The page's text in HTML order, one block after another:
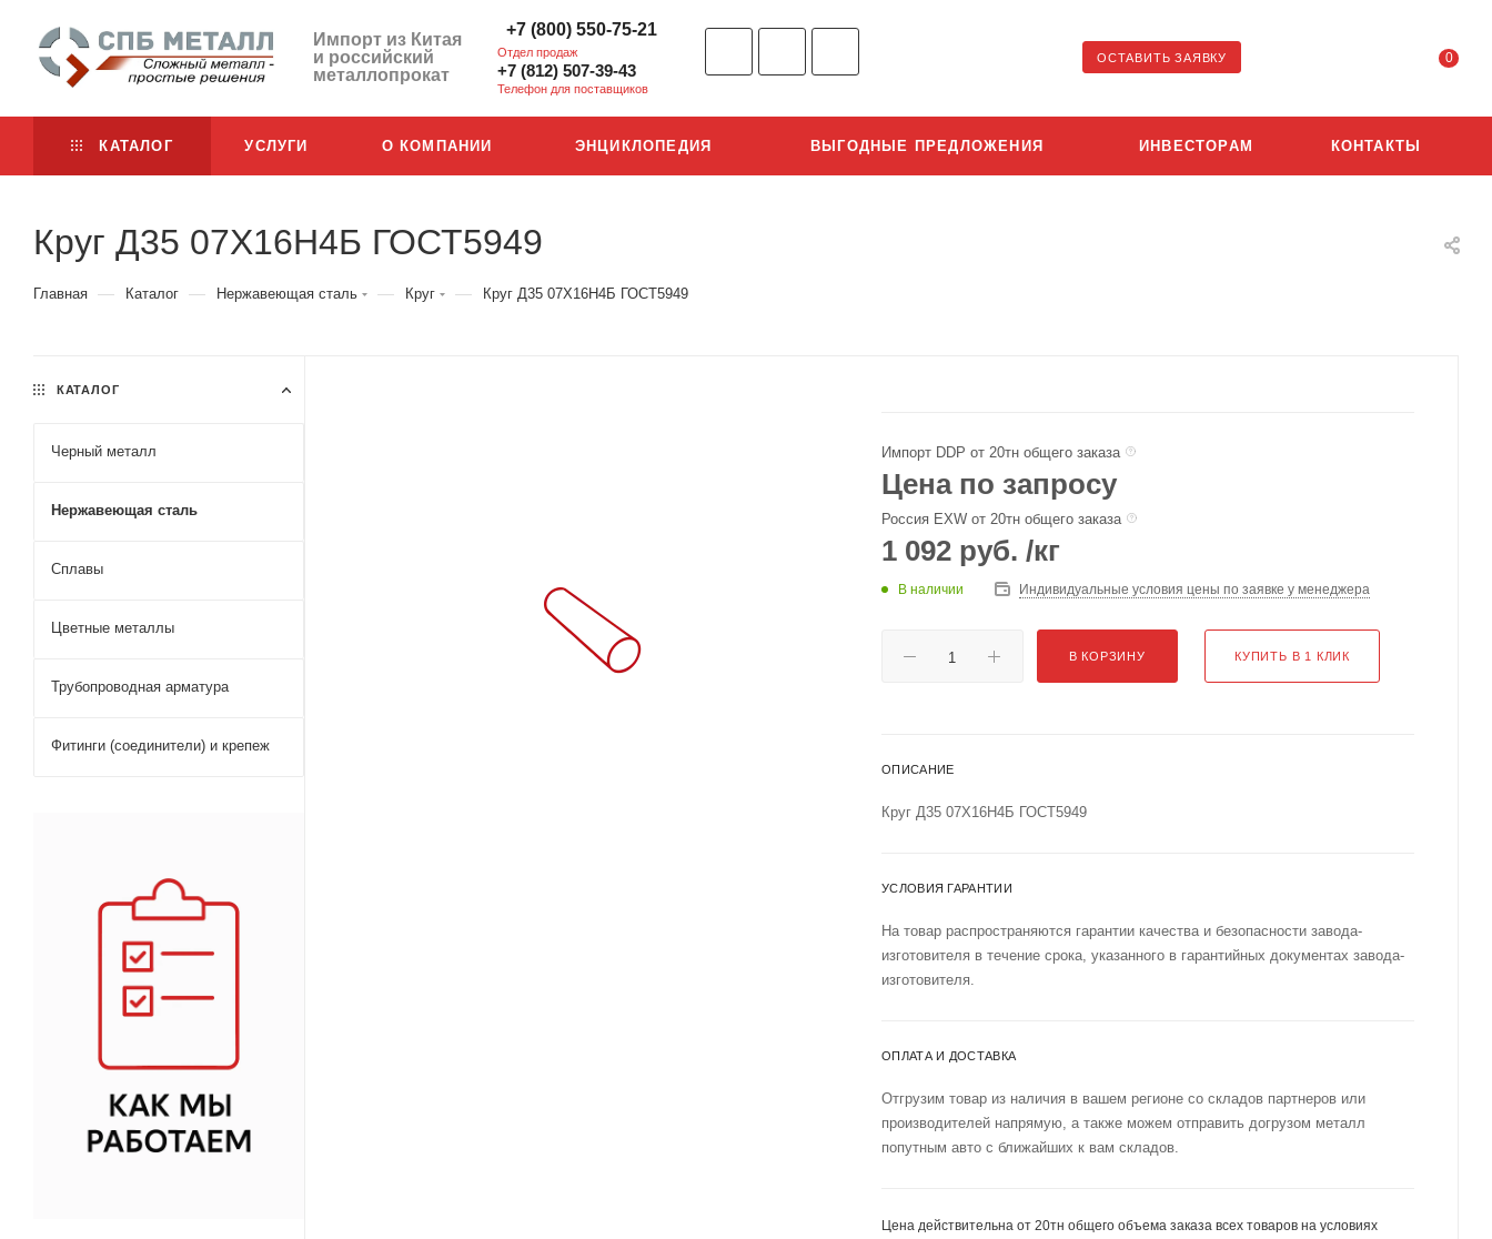
Импорт из Китая
и российский
металлопрокат
+7 (800) 550-75-21
Отдел продаж
+7 (812) 507-39-43
Телефон для поставщиков
ОСТАВИТЬ ЗАЯВКУ 0
КАТАЛОГ УСЛУГИ О КОМПАНИИ ЭНЦИКЛОПЕДИЯ ВЫГОДНЫЕ ПРЕДЛОЖЕНИЯ ИНВЕСТОРАМ КОНТАКТЫ
Круг Д35 07Х16Н4Б ГОСТ5949
Главная — Каталог — Нержавеющая сталь — Круг — Круг Д35 07Х16Н4Б ГОСТ5949
Импорт DDP от 20тн общего заказа
Цена по запросу
Россия EXW от 20тн общего заказа
1 092 руб. /кг
В наличии Индивидуальные условия цены по заявке у менеджера
В КОРЗИНУ КУПИТЬ В 1 КЛИК
ОПИСАНИЕ
Круг Д35 07Х16Н4Б ГОСТ5949
УСЛОВИЯ ГАРАНТИИ
На товар распространяются гарантии качества и безопасности завода-
изготовителя в течение срока, указанного в гарантийных документах завода-
изготовителя.
ОПЛАТА И ДОСТАВКА
Отгрузим товар из наличия в вашем регионе со складов партнеров или
производителей напрямую, а также можем отправить догрузом металл
попутным авто с ближайших к вам складов.
Цена действительна от 20тн общего объема заказа всех товаров на условиях
КАТАЛОГ
Черный металл
Нержавеющая сталь
Сплавы
Цветные металлы
Трубопроводная арматура
Фитинги (соединители) и крепеж